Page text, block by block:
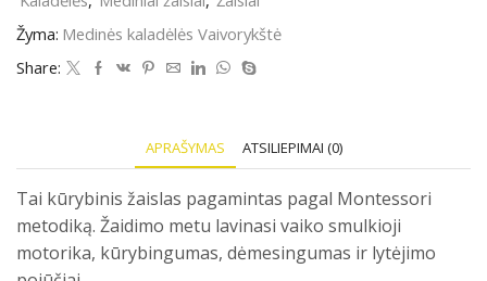
kaladėlės
Vaivorykštė
Žyma: Medinės kaladėlės Vaivorykštė
Share:
APRAŠYMAS ATSILIEPIMAI (0)
Tai kūrybinis žaislas pagamintas pagal Montessori
metodiką. Žaidimo metu lavinasi vaiko smulkioji
motorika, kūrybingumas, dėmesingumas ir lytėjimo